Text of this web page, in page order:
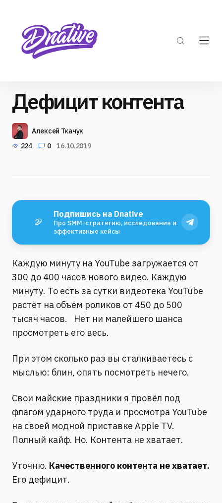
Дефицит контента⠀
Алексей Ткачук
224
0 16.10.2019
Подпишись на Dnative
Про SMM-стратегию, исследования и
эффективные кейсы
Каждую минуту на YouTube загружается от
300 до 400 часов нового видео. Каждую
минуту. То есть за сутки видеотека YouTube
растёт на объём роликов от 450 до 500
тысяч часов.⠀Нет ни малейшего шанса
просмотреть его весь.⠀
При этом сколько раз вы сталкиваетесь с
мыслью: блин, опять посмотреть нечего.⠀
Свои майские праздники я провёл под
флагом ударного труда и просмотра YouTube
на своей модной приставке Apple TV.
Полный кайф. Но. Контента не хватает.⠀
Уточню. Качественного контента не хватает.
Его дефицит.⠀